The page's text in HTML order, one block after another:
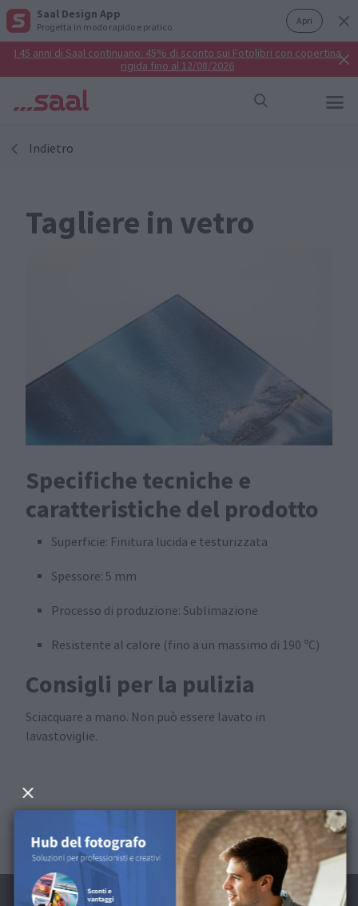
Saal Design App
Progetta in modo rapido e pratico. Apri
I 45 anni di Saal continuano: 45% di sconto sui Fotolibri con copertina
rigida fino al 12/08/2026
Indietro
Tagliere in vetro
Specifiche tecniche e
caratteristiche del prodotto
Superficie: Finitura lucida e testurizzata
Spessore: 5 mm
Processo di produzione: Sublimazione
Resistente al calore (fino a un massimo di 190 ºC)
Consigli per la pulizia
Sciacquare a mano. Non può essere lavato in
lavastoviglie.